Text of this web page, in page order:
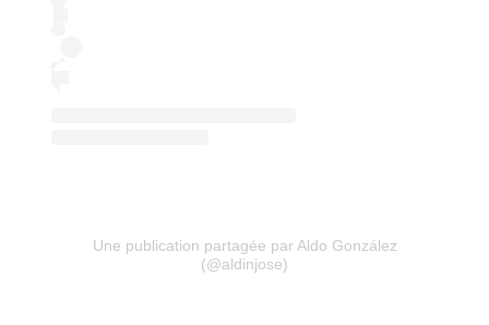
Une publication partagée par Aldo González
(@aldinjose)